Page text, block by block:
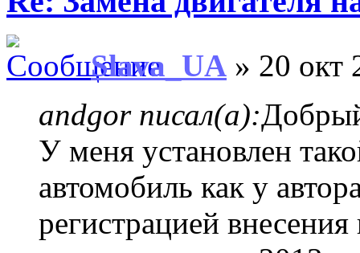
Slava_UA » 20 окт
andgor писал(а):
У меня установлен
автомобиль как у
регистрацией